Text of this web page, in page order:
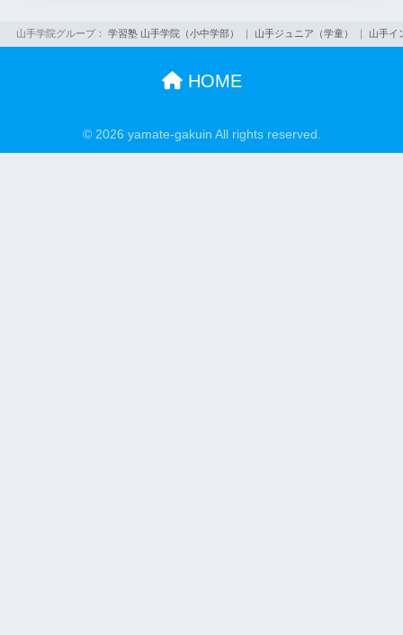
山手学院グループ： 学習塾 山手学院（小中学部） 山手ジュニア（学童） 山手イ
HOME
© 2026 yamate-gakuin All rights reserved.